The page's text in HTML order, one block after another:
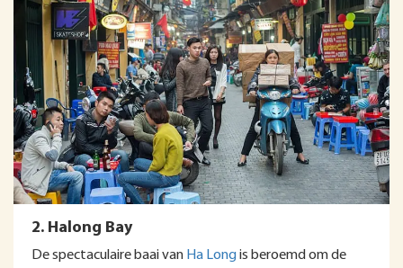
2. Halong Bay
De spectaculaire baai van Ha Longis beroemd om de